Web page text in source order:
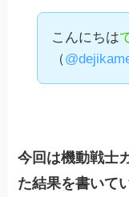
こんにちは
（
今回は機動戦士
た結果を書いて